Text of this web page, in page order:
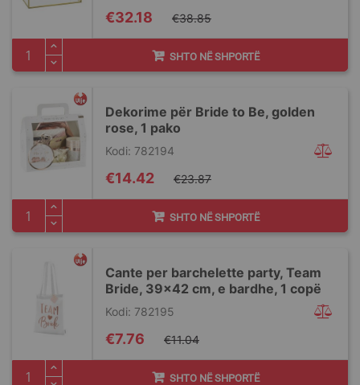
Special
Price
€32.18 €38.85
SHTO NË SHPORTË
Dekorime për Bride to Be, golden
rose, 1 pako
Kodi: 782194
Special
Price
€14.42 €23.87
SHTO NË SHPORTË
Cante per barchelette party, Team
Bride, 39x42 cm, e bardhe, 1 copë
Kodi: 782195
Special
Price
€7.76 €11.04
SHTO NË SHPORTË